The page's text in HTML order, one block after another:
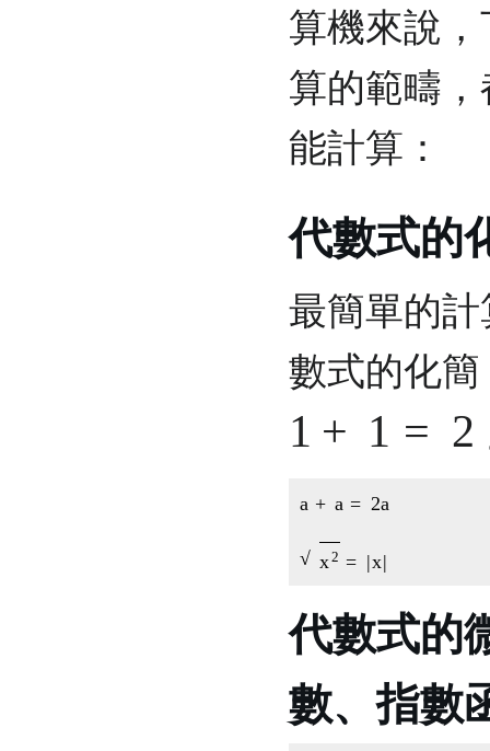
算機來說
算的範疇
能計算：
代數式的
最簡單的
數式的化
1+1= 2
a + a = 2a
x 2= | x|
代數式的
數、指數